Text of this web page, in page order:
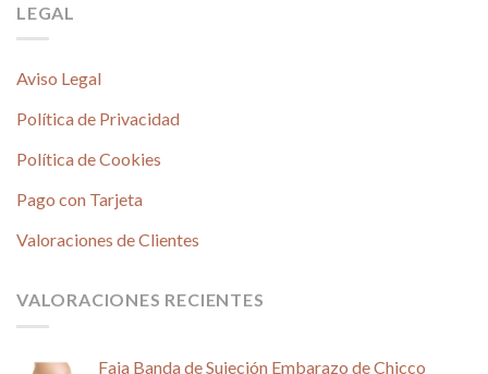
LEGAL
Aviso Legal
Política de Privacidad
Política de Cookies
Pago con Tarjeta
Valoraciones de Clientes
VALORACIONES RECIENTES
Faja Banda de Sujeción Embarazo de Chicco